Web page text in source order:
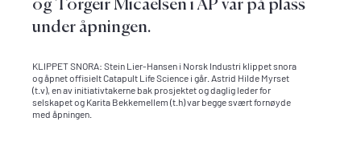
under åpningen.
KLIPPET SNORA: Stein Lier-Hansen i Norsk Industri klippet snora
og åpnet offisielt Catapult Life Science i går. Astrid Hilde Myrset
(t.v), en av initiativtakerne bak prosjektet og daglig leder for
selskapet og Karita Bekkemellem (t.h) var begge svært fornøyde
med åpningen.